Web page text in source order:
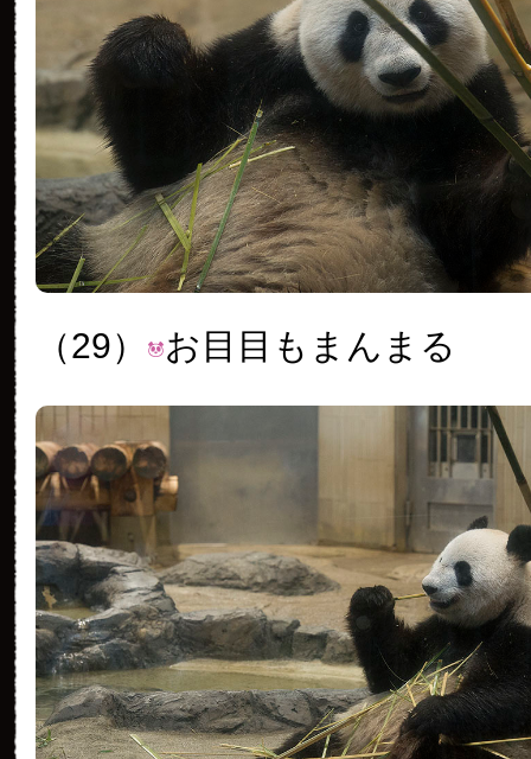
（29） お目目もまんまる